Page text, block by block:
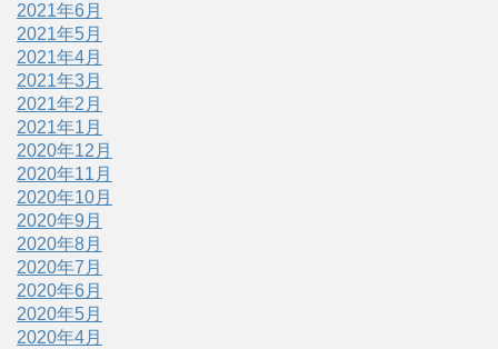
2021年6月
2021年5月
2021年4月
2021年3月
2021年2月
2021年1月
2020年12月
2020年11月
2020年10月
2020年9月
2020年8月
2020年7月
2020年6月
2020年5月
2020年4月